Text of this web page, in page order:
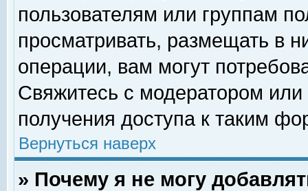
пользователям или группам
просматривать, размещать в
операции, вам могут
Свяжитесь с модератором
получения доступа к таким
Вернуться наверх
» Почему я не могу